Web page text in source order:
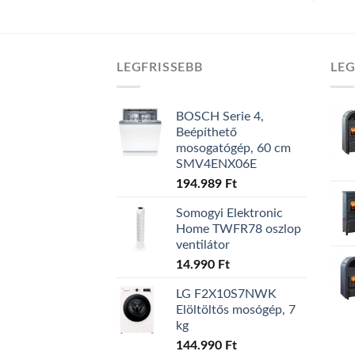
LEGFRISSEBB
BOSCH Serie 4,
Beépíthető
mosogatógép, 60 cm
SMV4ENX06E
194.989 Ft
Somogyi Elektronic
Home TWFR78 oszlop
ventilátor
14.990 Ft
LG F2X10S7NWK
Elöltöltős mosógép, 7
kg
144.990 Ft